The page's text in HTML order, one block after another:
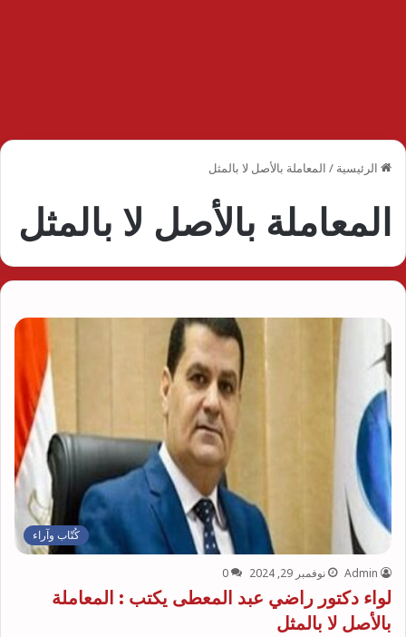
الرئيسية / المعاملة بالأصل لا بالمثل
المعاملة بالأصل لا بالمثل
كُتّاب وآراء
Admin نوفمبر 29, 2024 0
لواء دكتور راضي عبد المعطى يكتب : المعاملة
بالأصل لا بالمثل